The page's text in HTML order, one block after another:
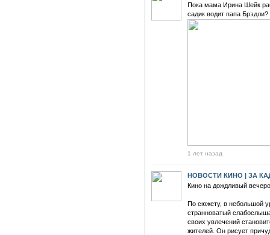
Пока мама Ирина Шейк
садик водит папа Брэдли?
1 лет назад
НОВОСТИ КИНО | ЗА
Кино на дождливый
По сюжету, в небольшой
странноватый
своих увлечений
жителей. Он рисует